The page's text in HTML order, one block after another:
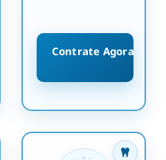
Contrate Agora